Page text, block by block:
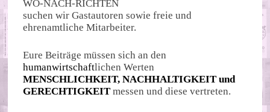
WO-NACH-RICHTEN
suchen wir Gastautoren sowie freie und
ehrenamtliche Mitarbeiter.
Eure Beiträge müssen sich an den
humanwirtschaftlichen Werten
MENSCHLICHKEIT, NACHHALTIGKEIT und
GERECHTIGKEIT messen und diese vertreten.